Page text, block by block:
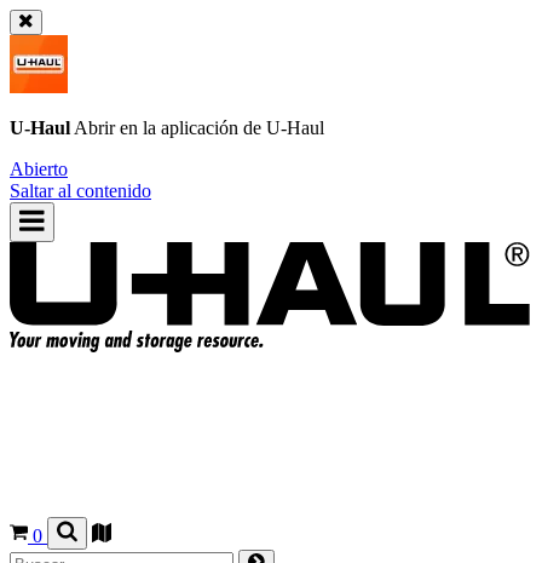
U-Haul Abrir en la aplicación de U-Haul
Abierto
Saltar al contenido
0